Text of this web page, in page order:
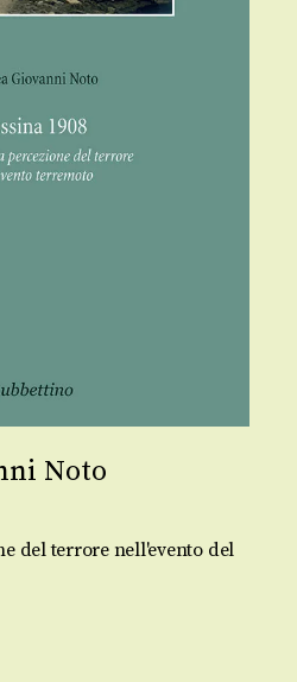
Noto
del terrore nell'evento del